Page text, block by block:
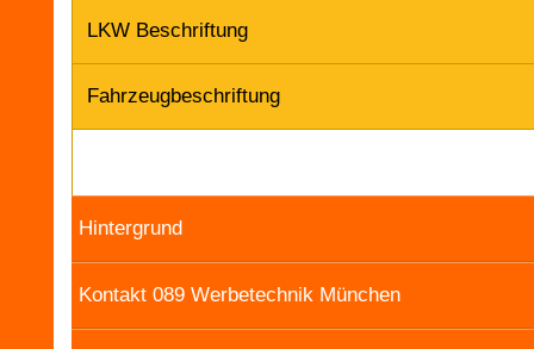
LKW Beschriftung
Fahrzeugbeschriftung
Hintergrund
Kontakt 089 Werbetechnik München